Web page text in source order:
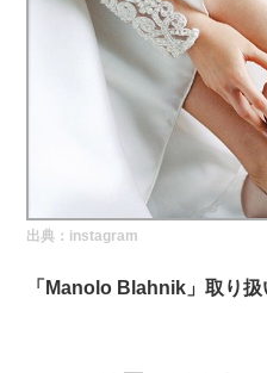
BUYMAの売れ筋商品
実録！海外ショップで買ってみ
パーソナルショッパー指南書
出典： instagram
「Manolo Blahnik」取り